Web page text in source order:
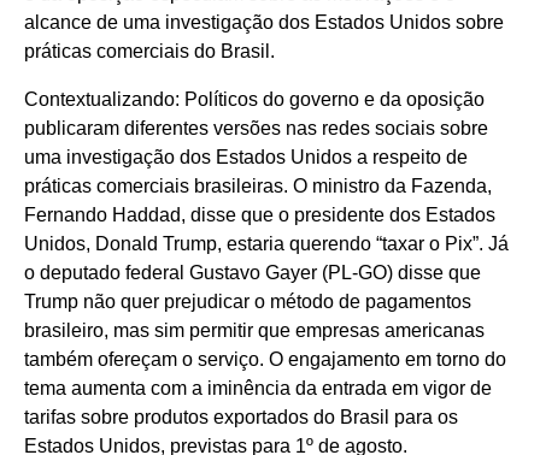
alcance de uma investigação dos Estados Unidos sobre
práticas comerciais do Brasil.
Contextualizando: Políticos do governo e da oposição
publicaram diferentes versões nas redes sociais sobre
uma investigação dos Estados Unidos a respeito de
práticas comerciais brasileiras. O ministro da Fazenda,
Fernando Haddad, disse que o presidente dos Estados
Unidos, Donald Trump, estaria querendo “taxar o Pix”. Já
o deputado federal Gustavo Gayer (PL-GO) disse que
Trump não quer prejudicar o método de pagamentos
brasileiro, mas sim permitir que empresas americanas
também ofereçam o serviço. O engajamento em torno do
tema aumenta com a iminência da entrada em vigor de
tarifas sobre produtos exportados do Brasil para os
Estados Unidos, previstas para 1º de agosto.